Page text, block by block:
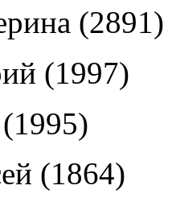
(2891)
(1997)
(1864)